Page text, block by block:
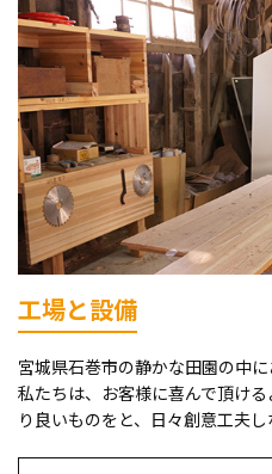
工場と設備
宮城県石巻市の静かな田園の中に
私たちは、お客様に喜んで頂け
り良いものをと、日々創意工夫し